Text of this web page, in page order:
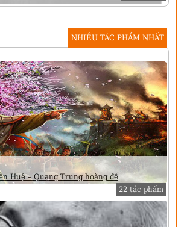
NHIỀU TÁC PHẨM NHẤT
Huệ – Quang Trung hoàng đế
22 tác phẩm